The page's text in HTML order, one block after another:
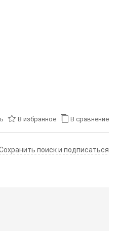
В избранное В сравнение
поиск и подписаться